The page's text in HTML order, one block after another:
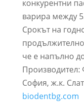
конкурентни
варира между
Срокът на
че е напълно
София, ж.к.
biodentbg.com